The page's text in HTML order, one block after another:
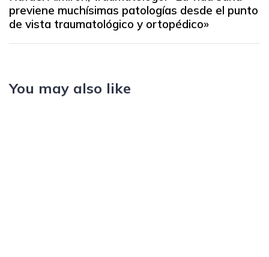
previene muchísimas patologías desde el punto
de vista traumatológico y ortopédico»
You may also like